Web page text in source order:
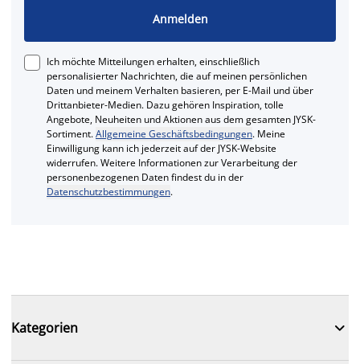
Anmelden
Ich möchte Mitteilungen erhalten, einschließlich
personalisierter Nachrichten, die auf meinen persönlichen
Daten und meinem Verhalten basieren, per E-Mail und über
Drittanbieter-Medien. Dazu gehören Inspiration, tolle
Angebote, Neuheiten und Aktionen aus dem gesamten JYSK-
Sortiment.Allgemeine Geschäftsbedingungen. Meine
Einwilligung kann ich jederzeit auf der JYSK-Website
widerrufen. Weitere Informationen zur Verarbeitung der
personenbezogenen Daten findest du in der
Datenschutzbestimmungen.
Kategorien 